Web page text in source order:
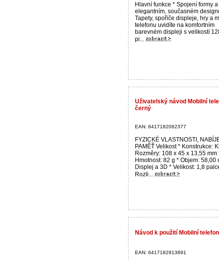
Hlavní funkce * Spojení formy
elegantním, současném
Tapety, spořiče displeje, hry a
telefonu uvidíte na komfortním
barevném displeji s velikostí
pi...
Uživatelský návod Mobilní
černý
EAN: 6417182062377
FYZICKÉ VLASTNOSTI,
PAMĚŤ Velikost * Konstrukce:
Rozměry: 108 x 45 x 13,55 mm
Hmotnost: 82 g * Objem: 58,00
Displej a 3D * Velikost: 1,8
Rozli...
Návod k použití Mobilní
EAN: 6417182913891